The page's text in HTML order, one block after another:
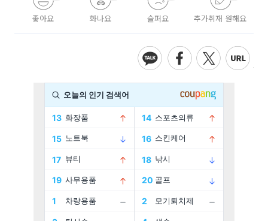
좋아요 화나요 슬퍼요 추가취재 원해요